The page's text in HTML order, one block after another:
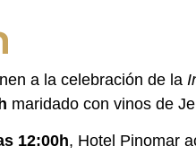
a la celebración de la
maridado con vinos de
12:00h, Hotel Pinomar